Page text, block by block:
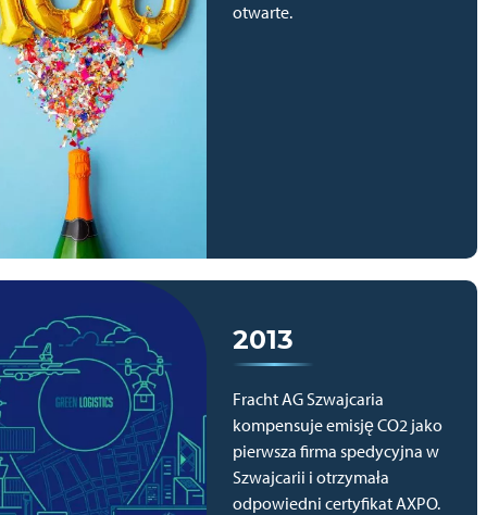
otwarte.
2013
Fracht AG Szwajcaria
kompensuje emisję CO2 jako
pierwsza firma spedycyjna w
Szwajcarii i otrzymała
odpowiedni certyfikat AXPO.